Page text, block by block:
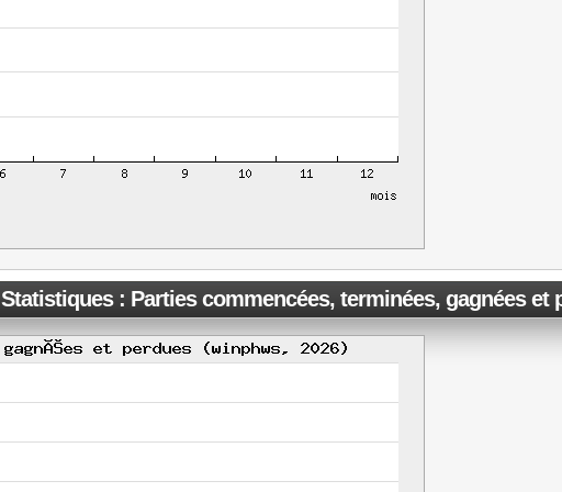
Statistiques : Parties commencées, terminées, gagnées et